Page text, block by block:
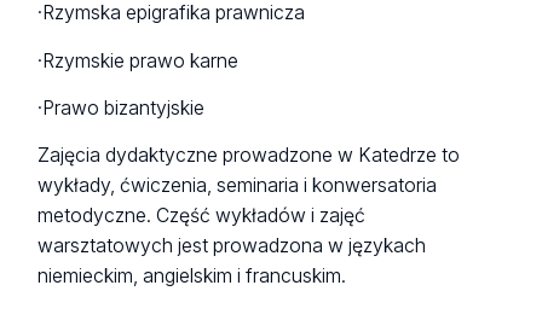
·Rzymska epigrafika prawnicza
·Rzymskie prawo karne
·Prawo bizantyjskie
Zajęcia dydaktyczne prowadzone w Katedrze to
wykłady, ćwiczenia, seminaria i konwersatoria
metodyczne. Część wykładów i zajęć
warsztatowych jest prowadzona w językach
niemieckim, angielskim i francuskim.